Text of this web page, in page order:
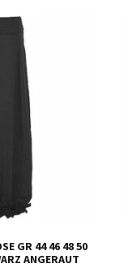
GR 44 46 48 50
ANGERAUT